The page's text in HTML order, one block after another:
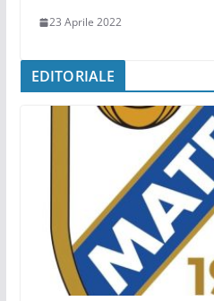
23 Aprile 2022
EDITORIALE